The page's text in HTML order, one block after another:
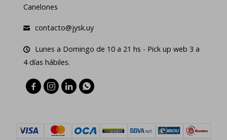
Canelones
contacto@jysk.uy
Lunes a Domingo de 10 a 21 hs - Pick up web 3 a
4 días hábiles.
   